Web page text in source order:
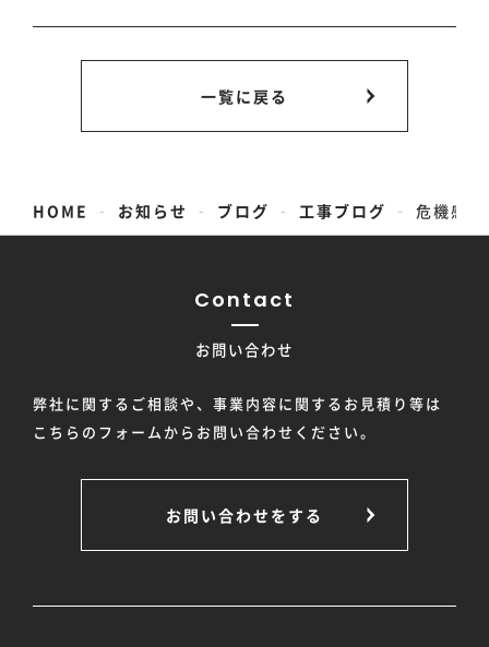
一覧に戻る
HOME - お知らせ - ブログ - 工事ブログ - 危機感
Contact
お問い合わせ
弊社に関するご相談や、事業内容に関するお見積り等は
こちらのフォームからお問い合わせください。
お問い合わせをする